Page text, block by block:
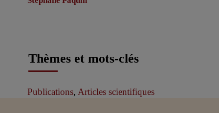
Thèmes et mots-clés
Publications, Articles scientifiques